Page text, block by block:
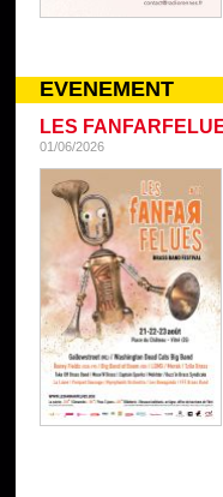
EVENEMENT
LES
01/06/2026